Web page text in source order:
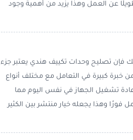
عن العمل وهذا يزيد من أهمية وجود
فإن تصليح وحدات تكييف هندي يعتبر جزء
كبيرة في التعامل مع مختلف أنواع
إعادة تشغيل الجهاز في نفس اليوم مما
وهذا يجعله خيار منتشر بين الكثير